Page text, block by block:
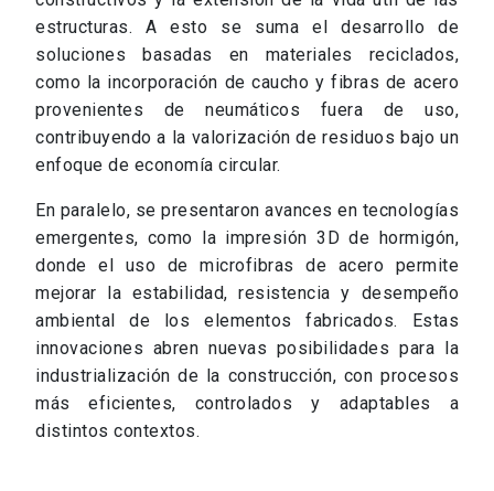
estructuras. A esto se suma el desarrollo de
soluciones basadas en materiales reciclados,
como la incorporación de caucho y fibras de acero
provenientes de neumáticos fuera de uso,
contribuyendo a la valorización de residuos bajo un
enfoque de economía circular.
En paralelo, se presentaron avances en tecnologías
emergentes, como la impresión 3D de hormigón,
donde el uso de microfibras de acero permite
mejorar la estabilidad, resistencia y desempeño
ambiental de los elementos fabricados. Estas
innovaciones abren nuevas posibilidades para la
industrialización de la construcción, con procesos
más eficientes, controlados y adaptables a
distintos contextos.